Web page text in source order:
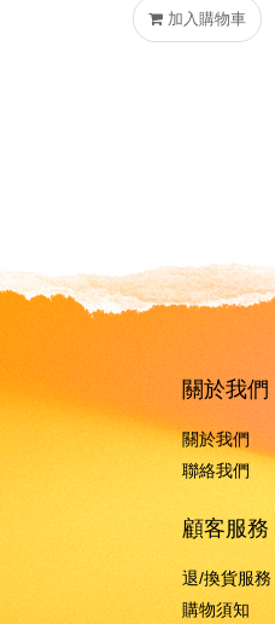
加入購物車
關於我們
關於我們
聯絡我們
顧客服務
退/換貨服務
購物須知